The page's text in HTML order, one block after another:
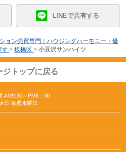
LINEで共有する
ョン売買専門｜ハウジングハーモニー・優
す > 板橋区 > 小豆沢サンハイツ
ジトップに戻る
:AM9:30～PM6：30
日:毎週水曜日